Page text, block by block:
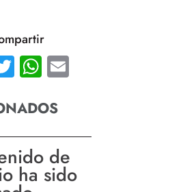
TwitterWhatsApp
de
ha sido